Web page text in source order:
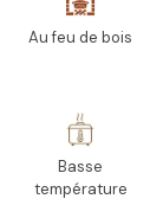
Au feu de bois
Basse
température